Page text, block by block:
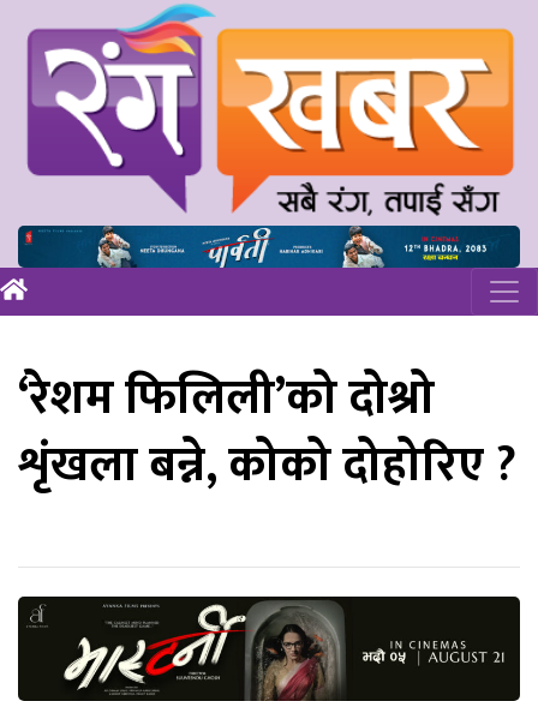
‘रेशम फिलिली’को दोश्रो
शृंखला बन्ने, कोको दोहोरिए ?